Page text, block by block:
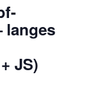
langes
JS)